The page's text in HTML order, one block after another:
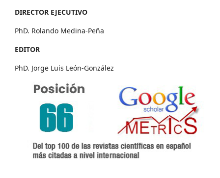
DIRECTOR EJECUTIVO
PhD. Rolando Medina-Peña
EDITOR
PhD. Jorge Luis León-González